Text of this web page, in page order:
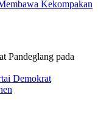
Kekompakan
Demokrat